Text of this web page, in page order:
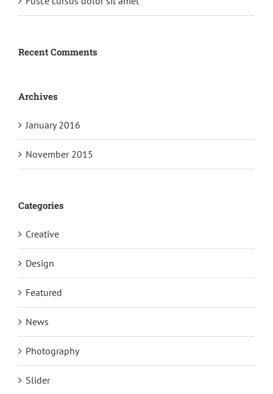
Recent Comments
Archives
January 2016
November 2015
Categories
Creative
Design
Featured
News
Photography
Slider